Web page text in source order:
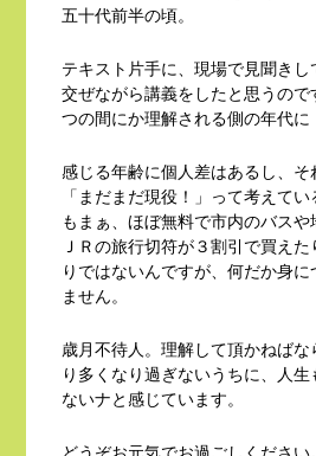
五十代前半の頃。
テキスト片手に、現場で見聞きし
交ぜながら講義をしたと思うの
つの間にか理解される側の年代に
感じる年齢に個人差はあるし、
「まだまだ現役！」って考えて
もまぁ、ほぼ無料で市内のバスや
ＪＲの旅行切符が３割引で買え
りではないんですが、何だか身
ません。
歳月不待人。理解して頂かねばな
り多くなり過ぎないうちに、人
ないナと感じています。
どうぞお元気でお過ごしください。